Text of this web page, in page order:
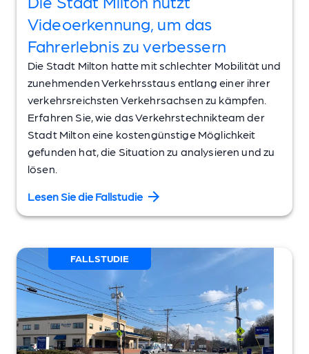
Videoerkennung, um das
Fahrerlebnis zu verbessern
Die Stadt Milton hatte mit schlechter Mobilität und
zunehmenden Verkehrsstaus entlang einer ihrer
verkehrsreichsten Verkehrsachsen zu kämpfen.
Erfahren Sie, wie das Verkehrstechnikteam der
Stadt Milton eine kostengünstige Möglichkeit
gefunden hat, die Situation zu analysieren und zu
lösen.
Lesen Sie die Fallstudie
FALLSTUDIE